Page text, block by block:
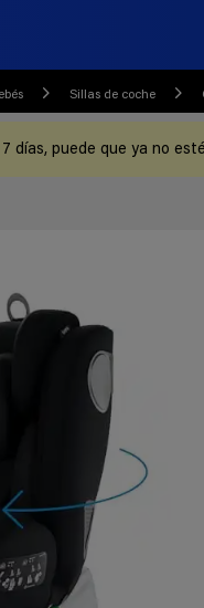
Sillas de coche
días, puede que ya no